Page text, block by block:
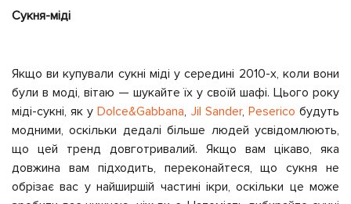
Сукня-міді
Якщо ви купували сукні міді у середині 2010-х, коли вони
були в моді, вітаю — шукайте їх у своїй шафі. Цього року
міді-сукні, як уDolce&Gabbana, Jil Sander, Peserico будуть
модними, оскільки дедалі більше людей усвідомлюють,
що цей тренд довготривалий. Якщо вам цікаво, яка
довжина вам підходить, переконайтеся, що сукня не
обрізає вас у найширшій частині ікри, оскільки це може